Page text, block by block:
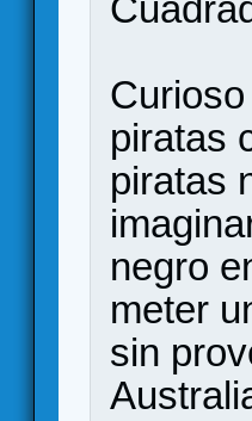
piratas
piratas
negro
meter
sin